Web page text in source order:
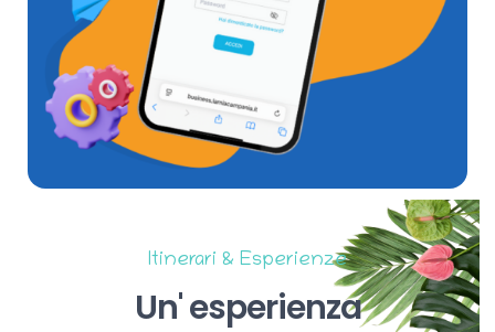
Itinerari & Esperienze
Un'esperienza